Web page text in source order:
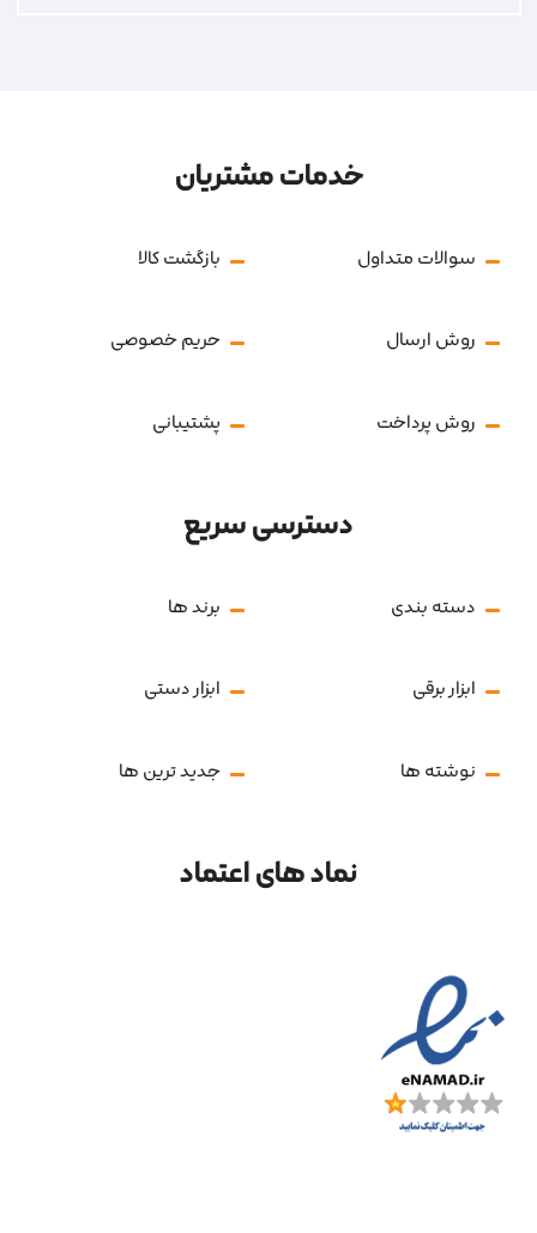
خدمات مشتریان
سوالات متداول بازگشت کالا
روش ارسال حریم خصوصی
روش پرداخت پشتیبانی
دسترسی سریع
دسته بندی برند ها
ابزار برقی ابزار دستی
نوشته ها جدید ترین ها
نماد های اعتماد